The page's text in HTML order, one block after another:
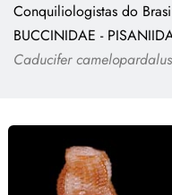
Conquiliologistas do
BUCCINIDAE -
Caducifer camelopardalus